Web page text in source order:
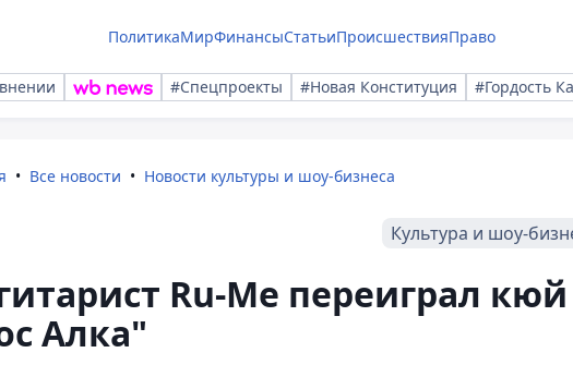
ПолитикаМирФинансыСтатьиПроисшествияПраво
#Спецпроекты #Новая Конституция #Гордость
Все новости Новости культуры и шоу-бизнеса
Культура и шоу-
Ru-Me переиграл кюй
Алка"